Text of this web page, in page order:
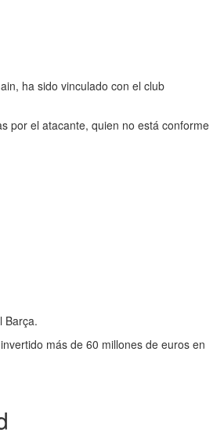
ha sido vinculado con el club
por el atacante, quien no está conforme
Barça.
más de 60 millones de euros en